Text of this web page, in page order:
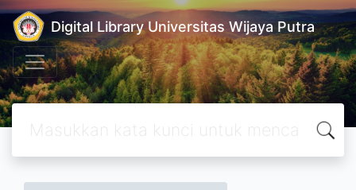
Digital Library Universitas Wijaya Putra